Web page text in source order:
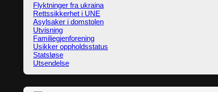
Flyktninger fra ukraina
Rettssikkerhet i UNE
Asylsaker i domstolen
Utvisning
Familiegjenforening
Usikker oppholdsstatus
Statsløse
Utsendelse